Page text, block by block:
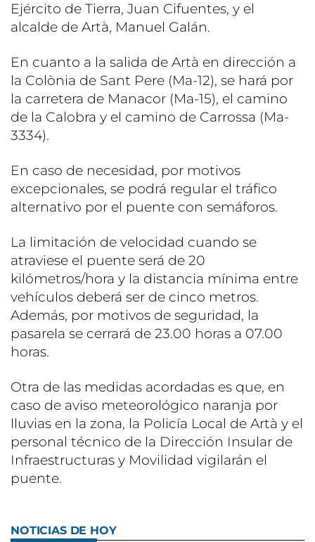
Ejército de Tierra, Juan Cifuentes, y el
alcalde de Artà, Manuel Galán.
En cuanto a la salida de Artà en dirección a
la Colònia de Sant Pere (Ma-12), se hará por
la carretera de Manacor (Ma-15), el camino
de la Calobra y el camino de Carrossa (Ma-
3334).
En caso de necesidad, por motivos
excepcionales, se podrá regular el tráfico
alternativo por el puente con semáforos.
La limitación de velocidad cuando se
atraviese el puente será de 20
kilómetros/hora y la distancia mínima entre
vehículos deberá ser de cinco metros.
Además, por motivos de seguridad, la
pasarela se cerrará de 23.00 horas a 07.00
horas.
Otra de las medidas acordadas es que, en
caso de aviso meteorológico naranja por
lluvias en la zona, la Policía Local de Artà y el
personal técnico de la Dirección Insular de
Infraestructuras y Movilidad vigilarán el
puente.
NOTICIAS DE HOY